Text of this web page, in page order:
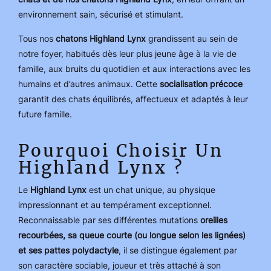
environnement sain, sécurisé et stimulant.
Tous nos chatons Highland Lynx grandissent au sein de
notre foyer, habitués dès leur plus jeune âge à la vie de
famille, aux bruits du quotidien et aux interactions avec les
humains et d’autres animaux. Cette socialisation précoce
garantit des chats équilibrés, affectueux et adaptés à leur
future famille.
Pourquoi Choisir Un
Highland Lynx ?
Le Highland Lynx est un chat unique, au physique
impressionnant et au tempérament exceptionnel.
Reconnaissable par ses différentes mutations oreilles
recourbées, sa queue courte (ou longue selon les lignées)
et ses pattes polydactyle, il se distingue également par
son caractère sociable, joueur et très attaché à son